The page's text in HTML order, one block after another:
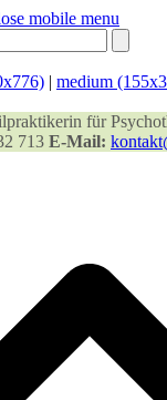
mobile menu
| medium
für
713 E-Mail: